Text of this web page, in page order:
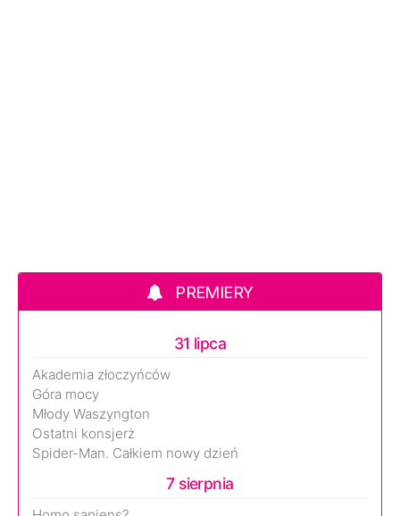
PREMIERY
31 lipca
Akademia złoczyńców
Góra mocy
Młody Waszyngton
Ostatni konsjerż
Spider-Man. Całkiem nowy dzień
7 sierpnia